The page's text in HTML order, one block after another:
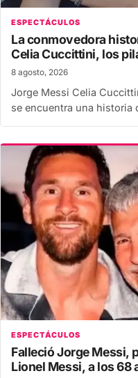
ESPECTÁCULOS
La conmovedora
Celia Cuccittini, los
8 agosto, 2026
Jorge Messi Celia
se encuentra una
ESPECTÁCULOS
Falleció Jorge Messi,
Lionel Messi, a los 68